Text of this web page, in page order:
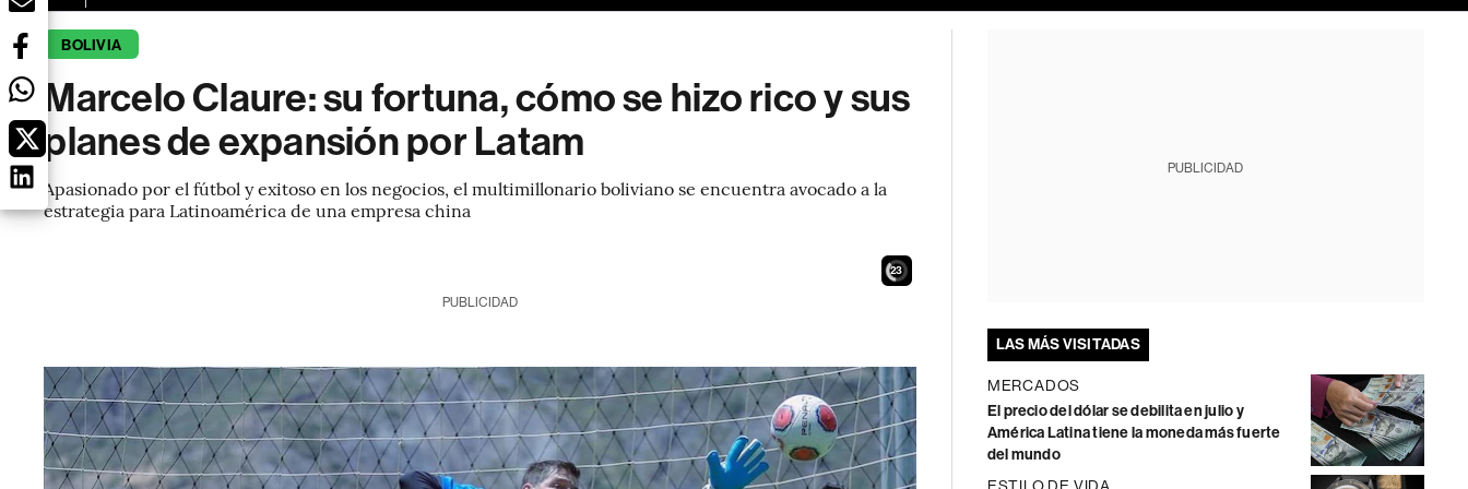
BOLIVIA
Marcelo Claure: su fortuna, cómo se hizo rico y sus
planes de expansión por Latam
Apasionado por el fútbol y exitoso en los negocios, el multimillonario boliviano se encuentra avocado a la
estrategia para Latinoamérica de una empresa china
21
PUBLICIDAD
PUBLICIDAD
LAS MÁS VISITADAS
MERCADOS
El precio del dólar se debilita en julio y
América Latina tiene la moneda más fuerte
del mundo